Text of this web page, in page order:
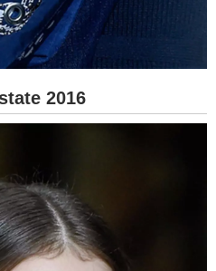
2016